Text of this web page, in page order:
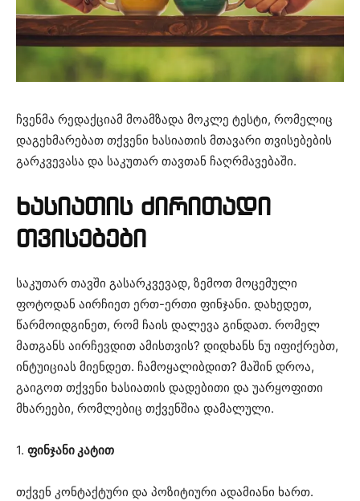
ჩვენმა რედაქციამ მოამზადა მოკლე ტესტი, რომელიც
დაგეხმარებათ თქვენი ხასიათის მთავარი თვისებების
გარკვევასა და საკუთარ თავთან ჩაღრმავებაში.
ხასიათის ძირითადი
თვისებები
საკუთარ თავში გასარკვევად, ზემოთ მოცემული
ფოტოდან აირჩიეთ ერთ-ერთი ფინჯანი. დახედეთ,
წარმოიდგინეთ, რომ ჩაის დალევა გინდათ. რომელ
მათგანს აირჩევდით ამისთვის? დიდხანს ნუ იფიქრებთ,
ინტუიციას მიენდეთ. ჩამოყალიბდით? მაშინ დროა,
გაიგოთ თქვენი ხასიათის დადებითი და უარყოფითი
მხარეები, რომლებიც თქვენშია დამალული.
1. ფინჯანი კატით
თქვენ კონტაქტური და პოზიტიური ადამიანი ხართ.